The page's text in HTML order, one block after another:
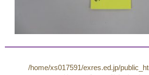
/home/xs017591/exres.ed.jp/